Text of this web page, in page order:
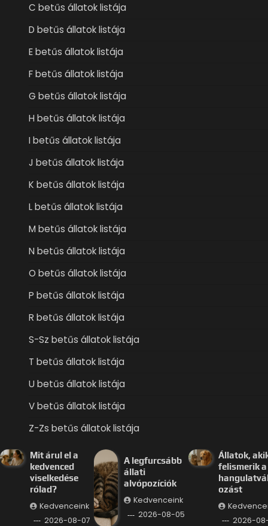
C betűs állatok listája
D betűs állatok listája
E betűs állatok listája
F betűs állatok listája
G betűs állatok listája
H betűs állatok listája
I betűs állatok listája
J betűs állatok listája
K betűs állatok listája
L betűs állatok listája
M betűs állatok listája
N betűs állatok listája
O betűs állatok listája
P betűs állatok listája
R betűs állatok listája
S-Sz betűs állatok listája
T betűs állatok listája
U betűs állatok listája
V betűs állatok listája
Z-Zs betűs állatok listája
Mit árul el a
kedvenced
viselkedése
rólad?
Kedvenceink
2026-08-07
A legfurcsább
állati
alvópozíciók
Kedvenceink
2026-08-05
Állatok,
felismerik a
ozást
2026-